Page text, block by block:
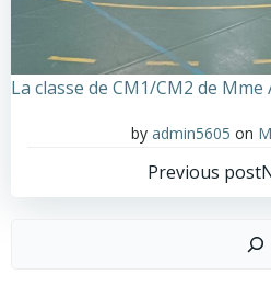
La classe de CM1/CM2 de Mme
by admin5605 on
Post
Previous post